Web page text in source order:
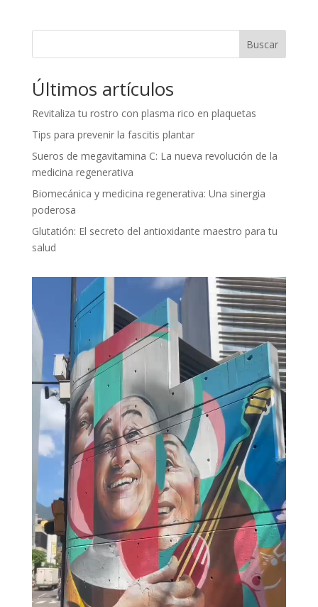
Buscar
Últimos artículos
Revitaliza tu rostro con plasma rico en plaquetas
Tips para prevenir la fascitis plantar
Sueros de megavitamina C: La nueva revolución de la
medicina regenerativa
Biomecánica y medicina regenerativa: Una sinergia
poderosa
Glutatión: El secreto del antioxidante maestro para tu
salud